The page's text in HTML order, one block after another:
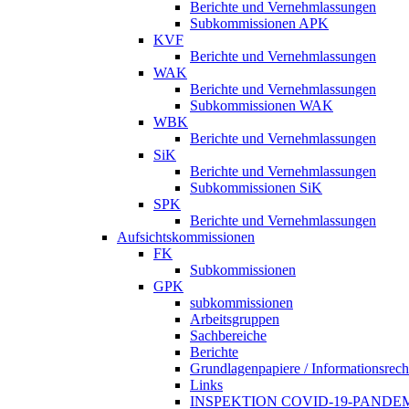
Berichte und Vernehmlassungen
Subkommissionen APK
KVF
Berichte und Vernehmlassungen
WAK
Berichte und Vernehmlassungen
Subkommissionen WAK
WBK
Berichte und Vernehmlassungen
SiK
Berichte und Vernehmlassungen
Subkommissionen SiK
SPK
Berichte und Vernehmlassungen
Aufsichtskommissionen
FK
Subkommissionen
GPK
subkommissionen
Arbeitsgruppen
Sachbereiche
Berichte
Grundlagenpapiere /
Links
INSPEKTION COVID-19-